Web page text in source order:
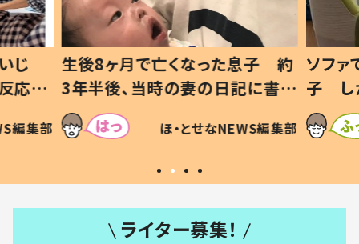
約
書い
編集部
ソファでおにぎりを食べる1歳息
子 しかしよく見ると…母「！？」
すべてを察した母の投稿に「可愛
いから許す！」「現行犯〜」
ほ・とせなNEWS編集部
小1か
ッド
作り
#令和
SNSで
ライター募集！